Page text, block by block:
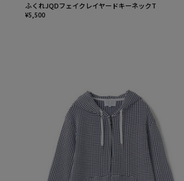
ふくれJQDフェイクレイヤードキーネックT
¥5,500